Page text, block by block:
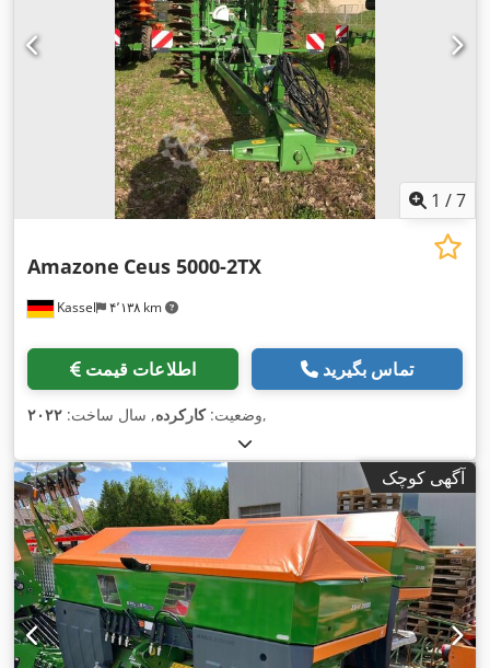
1 /7
Kassel ۴٬۱۳۸ km
Amazone Ceus 5000-2TX
اطلاعات قیمت تماس بگیرید
وضعیت:کارکرده, سال ساخت: ۲۰۲۲ ,
آگهی کوچک